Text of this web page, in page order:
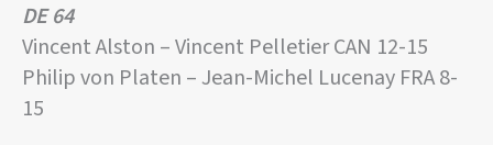
DE 64
Vincent Alston – Vincent Pelletier CAN 12-15
Philip von Platen – Jean-Michel Lucenay FRA 8-
15